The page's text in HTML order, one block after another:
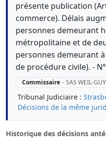
présente publication
commerce). Délais
personnes demeurant
métropolitaine et de
personnes demeurant
de procédure civile). -
Commissaire - SAS WEIL-
Tribunal Judiciaire :
Décisions de la même
Historique des décisions